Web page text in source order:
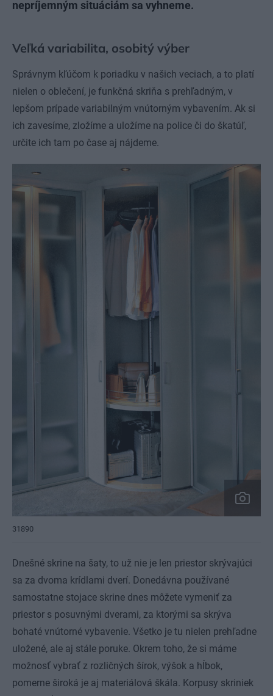
nepríjemným situáciám sa vyhneme.
Veľká variabilita, osobitý výber
Správnym kľúčom k poriadku v našich veciach, a to platí
nielen o oblečení, je funkčná skriňa s prehľadným, v
lepšom prípade variabilným vnútorným vybavením. Ak si
ich zavesíme, zložíme a uložíme na police či do škatúľ,
určite ich tam po čase aj nájdeme.
31890
Dnešné skrine na šaty, to už nie je len priestor skrývajúci
sa za dvoma krídlami dverí. Donedávna používané
samostatne stojace skrine dnes môžete vymeniť za
priestor s posuvnými dverami, za ktorými sa skrýva
bohaté vnútorné vybavenie. Všetko je tu nielen prehľadne
uložené, ale aj stále poruke. Okrem toho, že si máme
možnosť vybrať z rozličných šírok, výšok a hĺbok,
pomerne široká je aj materiálová škála. Korpusy skriniek